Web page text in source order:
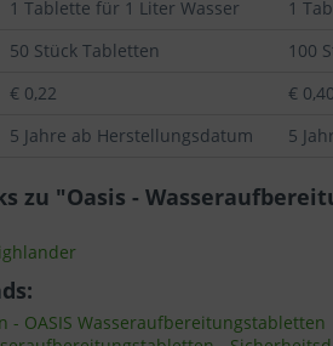
1 Tablette für 1 Liter Wasser 1
50 Stück Tabletten 100
€ 0,22 € 0,40
5 Jahre ab Herstellungsdatum 5
zu "Oasis -
- OASIS Wasseraufbereitungstabletten